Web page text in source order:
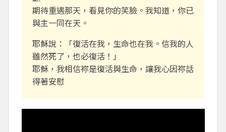
期待重遇那天，看見你的笑臉。我知道，你已
與主一同在天。
耶穌說：「復活在我，生命也在我。信我的人
雖然死了，也必復活！」
耶穌，我相信祢是復活與生命，讓我心因祢話
得著安慰